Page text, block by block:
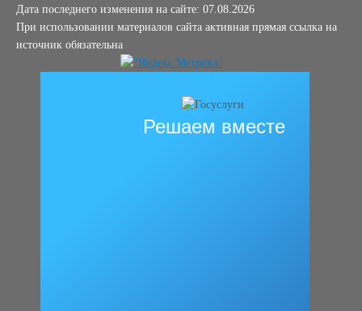
Дата последнего изменения на сайте: 07.08.2026
При использовании материалов сайта активная прямая ссылка на
источник обязательна
Решаем вместе